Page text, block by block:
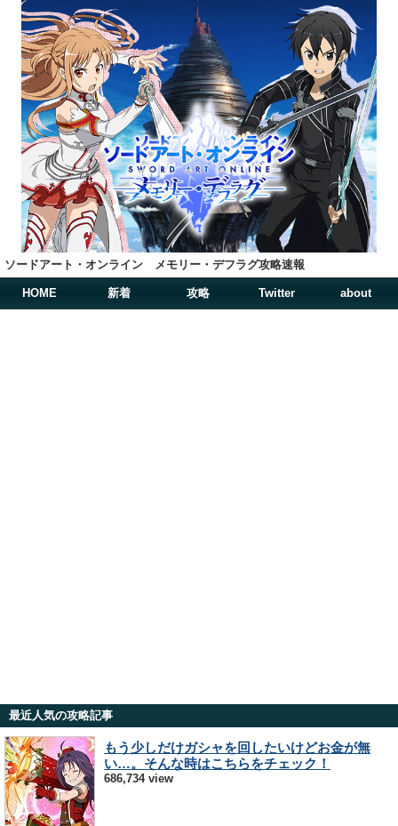
ソードアート・オンライン メモリー・デフラグ攻略速報
HOME 新着 攻略 Twitter about
最近人気の攻略記事
もう少しだけガシャを回したいけどお金が無
い…。そんな時はこちらをチェック！
686,734 view